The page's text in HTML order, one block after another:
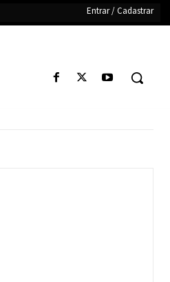
Entrar / Cadastrar